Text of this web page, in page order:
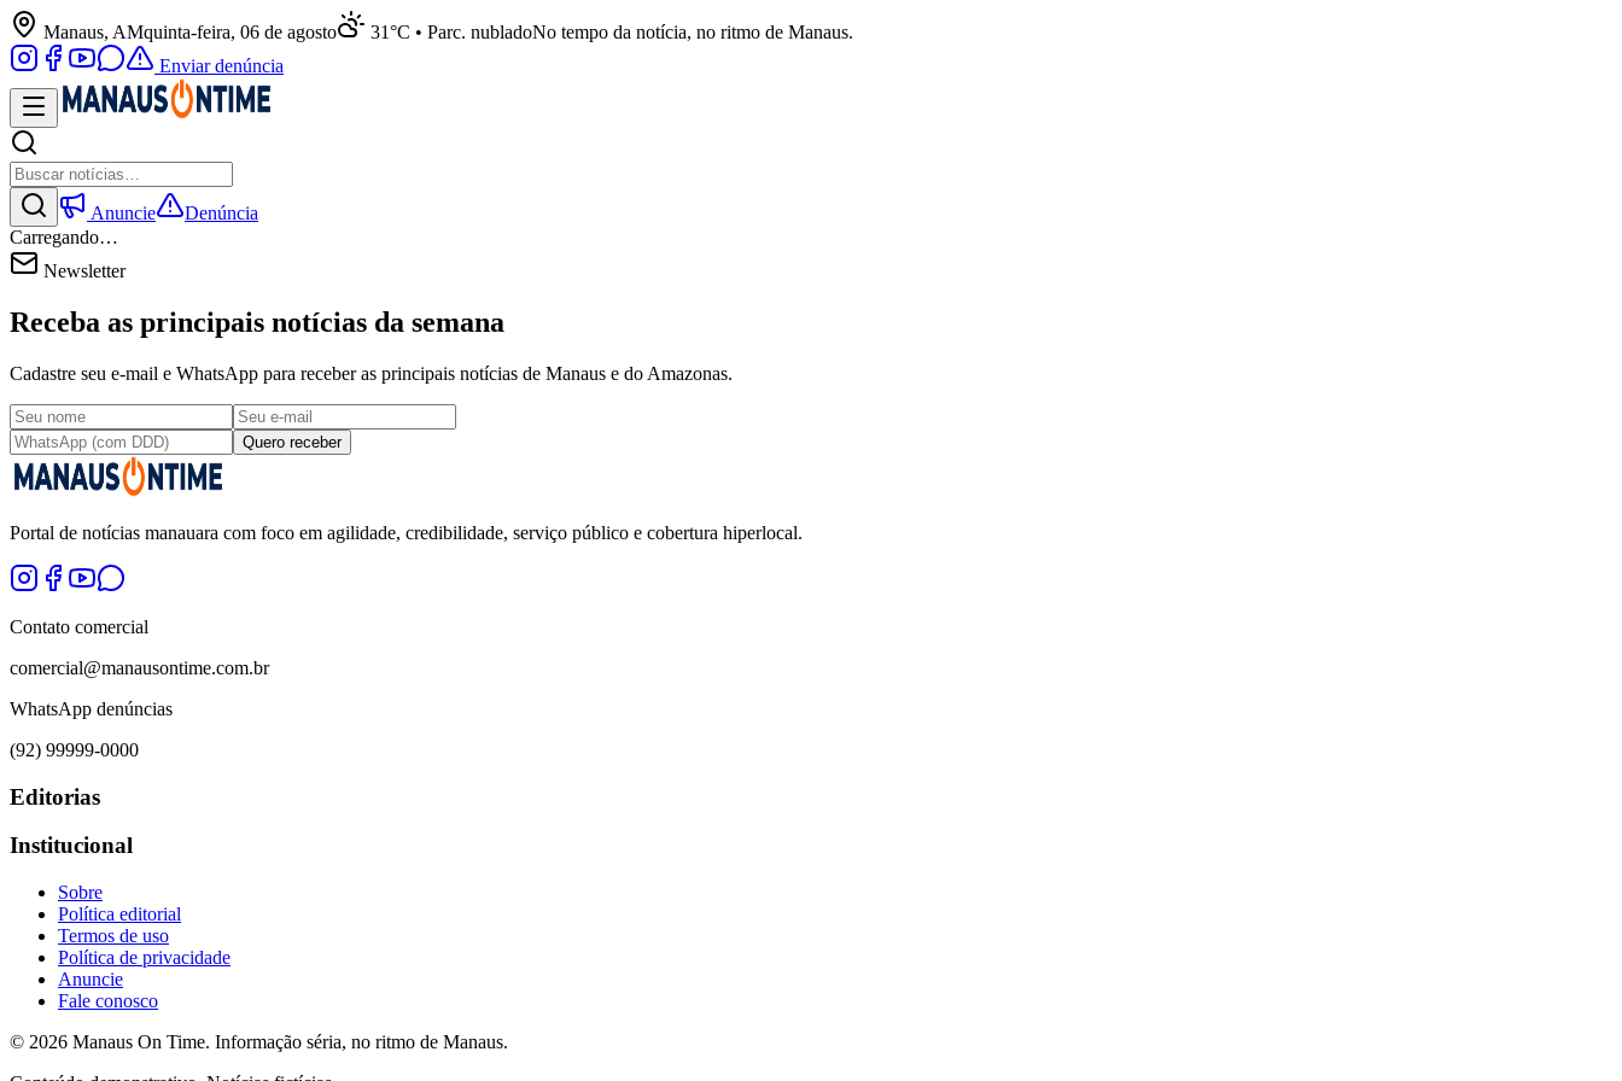
Manaus, AMquinta-feira, 06 de agosto 31°C • Parc. nubladoNo tempo da notícia, no ritmo de Manaus.
Enviar denúncia
Anuncie
Denúncia
Carregando…
Newsletter
Receba as principais notícias da semana
Cadastre seu e-mail e WhatsApp para receber as principais notícias de Manaus e do Amazonas.
Quero receber
Portal de notícias manauara com foco em agilidade, credibilidade, serviço público e cobertura hiperlocal.
Contato comercial
comercial@manausontime.com.br
WhatsApp denúncias
(92) 99999-0000
Editorias
Institucional
Sobre
Política editorial
Termos de uso
Política de privacidade
Anuncie
Fale conosco
© 2026 Manaus On Time. Informação séria, no ritmo de Manaus.